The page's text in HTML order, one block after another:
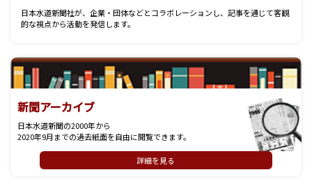
日本水道新聞社が、企業・団体などとコラボレーションし、記事を通じて客観
的な視点から活動を発信します。
新聞アーカイブ
日本水道新聞の2000年から
2020年9月までの過去紙面を自由に閲覧できます。
詳細を見る